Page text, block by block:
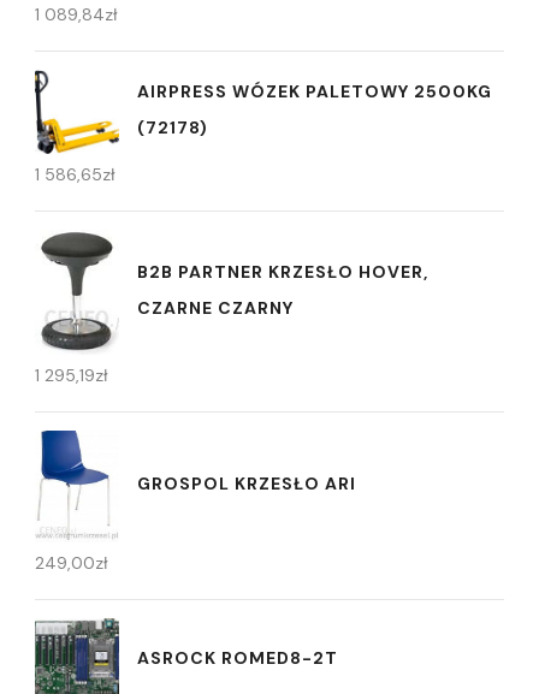
1 089,84zł
AIRPRESS WÓZEK PALETOWY 2500KG
(72178)
1 586,65zł
B2B PARTNER KRZESŁO HOVER,
CZARNE CZARNY
1 295,19zł
GROSPOL KRZESŁO ARI
249,00zł
ASROCK ROMED8-2T